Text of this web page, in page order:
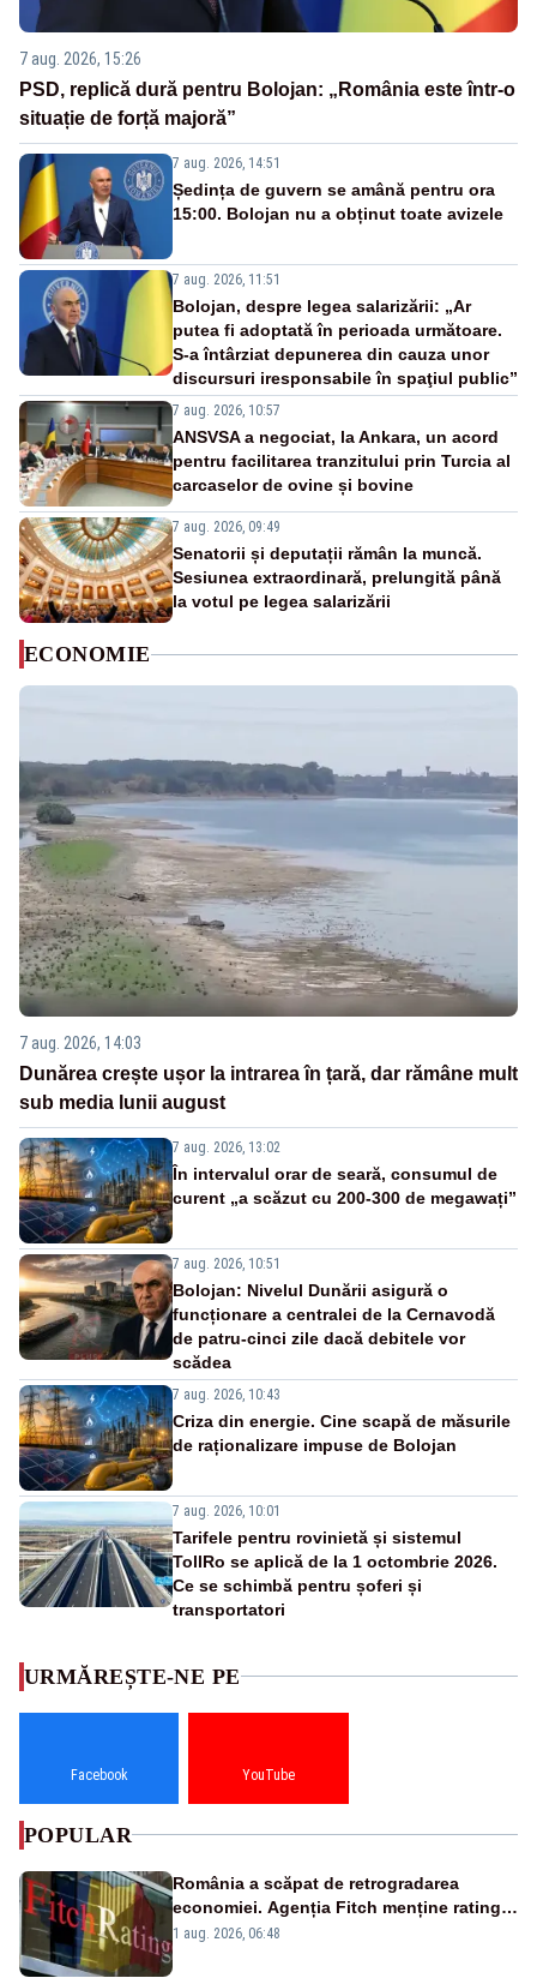
7 aug. 2026, 15:26
PSD, replică dură pentru Bolojan: „România este într-o
situație de forță majoră”
7 aug. 2026, 14:51
Ședința de guvern se amână pentru ora
15:00. Bolojan nu a obținut toate avizele
7 aug. 2026, 11:51
Bolojan, despre legea salarizării: „Ar
putea fi adoptată în perioada următoare.
S-a întârziat depunerea din cauza unor
discursuri iresponsabile în spaţiul public”
7 aug. 2026, 10:57
ANSVSA a negociat, la Ankara, un acord
pentru facilitarea tranzitului prin Turcia al
carcaselor de ovine și bovine
7 aug. 2026, 09:49
Senatorii și deputații rămân la muncă.
Sesiunea extraordinară, prelungită până
la votul pe legea salarizării
ECONOMIE
7 aug. 2026, 14:03
Dunărea crește ușor la intrarea în țară, dar rămâne mult
sub media lunii august
7 aug. 2026, 13:02
În intervalul orar de seară, consumul de
curent „a scăzut cu 200-300 de megawați”
7 aug. 2026, 10:51
Bolojan: Nivelul Dunării asigură o
funcționare a centralei de la Cernavodă
de patru-cinci zile dacă debitele vor
scădea
7 aug. 2026, 10:43
Criza din energie. Cine scapă de măsurile
de raționalizare impuse de Bolojan
7 aug. 2026, 10:01
Tarifele pentru rovinietă și sistemul
TollRo se aplică de la 1 octombrie 2026.
Ce se schimbă pentru șoferi și
transportatori
URMĂREȘTE-NE PE
Facebook YouTube
POPULAR
România a scăpat de retrogradarea
economiei. Agenția Fitch menține ratingul
„BBB-” cu perspectivă negativă
1 aug. 2026, 06:48